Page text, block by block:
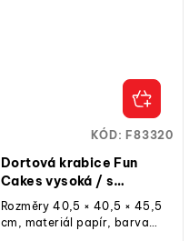
Dortová krabice Fun
Cakes vysoká / s
okýnkem / svatební –
40,5 × 40,5 × 45,5 cm
Rozměry 40,5 × 40,5 × 45,5
cm, materiál papír, barva
KÓD: F83320